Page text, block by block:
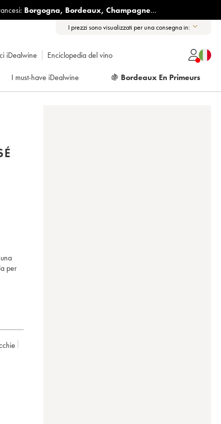
Borgogna, Bordeaux, Champagne...
I prezzi sono visualizzati per una consegna in:
iDealwine Enciclopedia del vino
I must-have iDealwine 🍇 Bordeaux En Primeurs
per